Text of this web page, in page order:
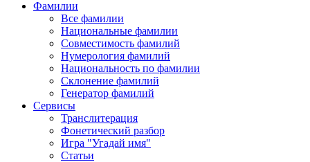
Фамилии
Все фамилии
Национальные фамилии
Совместимость фамилий
Нумерология фамилий
Национальность по фамилии
Склонение фамилий
Генератор фамилий
Сервисы
Транслитерация
Фонетический разбор
Игра "Угадай имя"
Статьи